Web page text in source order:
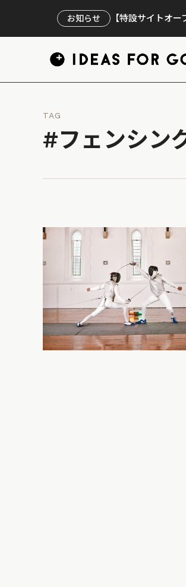
お知らせ 【特設サイトオ
TAG
#フェンシン